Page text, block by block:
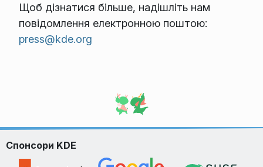
Щоб дізнатися більше, надішліть нам
повідомлення електронною поштою:
press@kde.org
Спонсори KDE